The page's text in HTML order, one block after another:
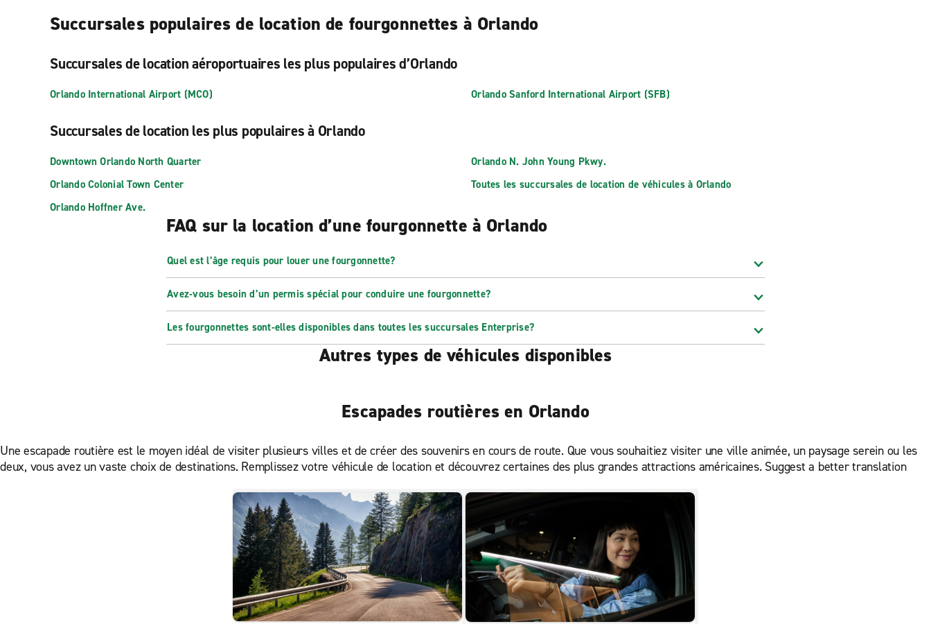
Succursales populaires de location de fourgonnettes à Orlando
Succursales de location aéroportuaires les plus populaires d’Orlando
Orlando International Airport (MCO) Orlando Sanford International Airport (SFB)
Succursales de location les plus populaires à Orlando
Downtown Orlando North Quarter
Orlando Colonial Town Center
Orlando Hoffner Ave.
Orlando N. John Young Pkwy.
Toutes les succursales de location de véhicules à Orlando
FAQ sur la location d’une fourgonnette à Orlando
Quel est l’âge requis pour louer une fourgonnette?
Avez-vous besoin d’un permis spécial pour conduire une fourgonnette?
Les fourgonnettes sont-elles disponibles dans toutes les succursales Enterprise?
Autres types de véhicules disponibles
Escapades routières en Orlando
Une escapade routière est le moyen idéal de visiter plusieurs villes et de créer des souvenirs en cours de route. Que vous souhaitiez visiter une ville animée, un paysage serein ou les
deux, vous avez un vaste choix de destinations. Remplissez votre véhicule de location et découvrez certaines des plus grandes attractions américaines. Suggest a better translation